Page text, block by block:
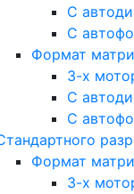
С
С
Формат
3-х
С
С
Формат
3-х